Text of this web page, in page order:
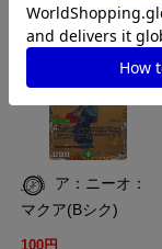
DM-DM23-RP4-B06-
B22-SR
マクア(Bシク)
100円